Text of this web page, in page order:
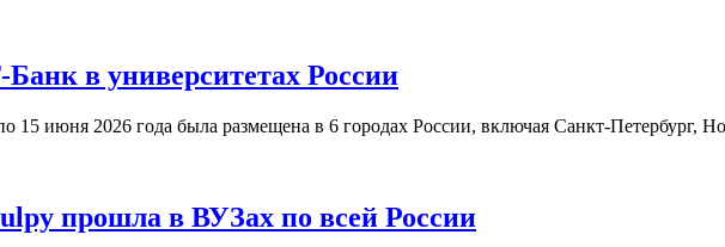
в университетах России
15 июня 2026 года была размещена в 6 городах России, включая Санкт-Петербург,
прошла в ВУЗах по всей России